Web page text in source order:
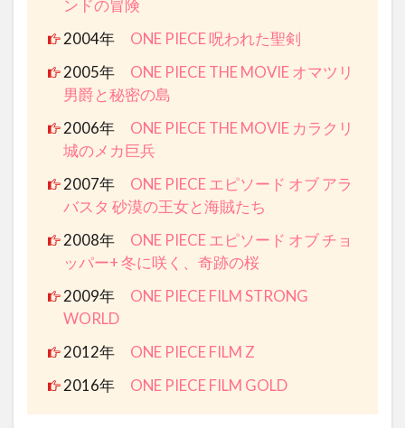
ンドの冒険
2004年 ONE PIECE 呪われた聖剣
2005年 ONE PIECE THE MOVIE オマツリ
男爵と秘密の島
2006年 ONE PIECE THE MOVIE カラクリ
城のメカ巨兵
2007年 ONE PIECE エピソード オブ アラ
バスタ 砂漠の王女と海賊たち
2008年 ONE PIECE エピソード オブ チョ
ッパー+ 冬に咲く、奇跡の桜
2009年 ONE PIECE FILM STRONG
WORLD
2012年 ONE PIECE FILM Z
2016年 ONE PIECE FILM GOLD